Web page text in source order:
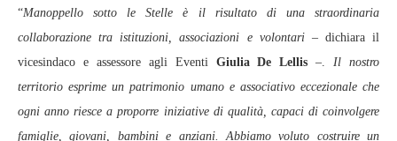
“Manoppello sotto le Stelle è il risultato di una straordinaria
collaborazione tra istituzioni, associazioni e volontari– dichiara il
vicesindaco e assessore agli EventiGiulia De Lellis –. Il nostro
territorio esprime un patrimonio umano e associativo eccezionale che
ogni anno riesce a proporre iniziative di qualità, capaci di coinvolgere
famiglie, giovani, bambini e anziani. Abbiamo voluto costruire un